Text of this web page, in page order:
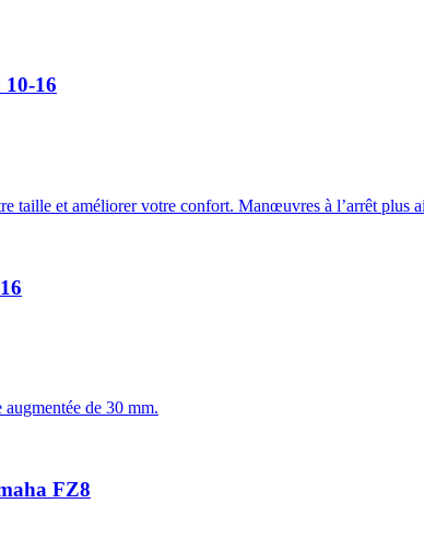
16
taille et améliorer votre confort. Manœuvres à l’arrêt plus
de 30 mm.
FZ8